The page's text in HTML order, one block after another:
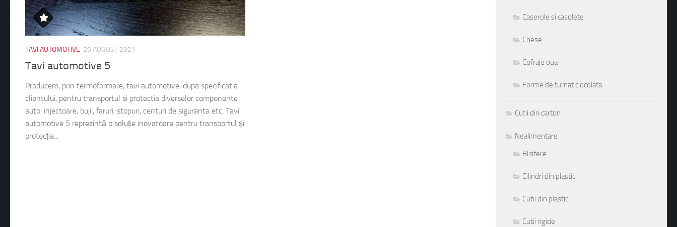
TAVI AUTOMOTIVE 26 AUGUST 2021
Tavi automotive 5
Producem, prin termoformare, tavi automotive, dupa specificatia
clientului, pentru transportul si protectia diverselor componente
auto: injectoare, bujii, faruri, stopuri, centuri de siguranta etc. Tavi
automotive 5 reprezintă o soluție inovatoare pentru transportul și
protecția...
Caserole si casolete
Chese
Cofraje oua
Forme de turnat ciocolata
Cutii din carton
Nealimentare
Blistere
Cilindri din plastic
Cutii din plastic
Cutii rigide